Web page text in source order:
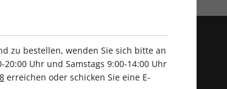
zu bestellen, wenden Sie sich bitte an
Uhr und Samstags 9:00-14:00 Uhr
erreichen oder schicken Sie eine E-